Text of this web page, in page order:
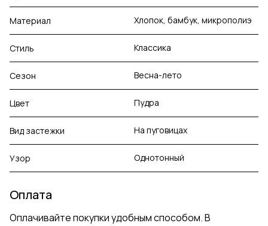
Материал Хлопок, бамбук, микрополиэ
Стиль Классика
Сезон Весна-лето
Цвет Пудра
Вид застежки На пуговицах
Узор Однотонный
Оплата
Оплачивайте покупки удобным способом. В